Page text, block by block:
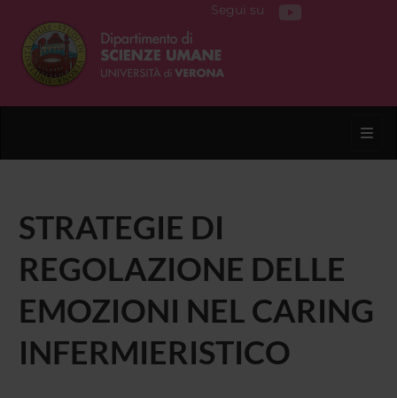
Segui su
STRATEGIE DI
REGOLAZIONE DELLE
EMOZIONI NEL CARING
INFERMIERISTICO